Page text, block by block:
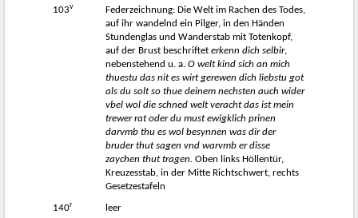
103v
Federzeichnung: Die Welt im Rachen des Todes,
auf ihr wandelnd ein Pilger, in den Händen
Stundenglas und Wanderstab mit Totenkopf,
auf der Brust beschriftet erkenn dich selbir,
nebenstehend u. a. O welt kind sich an mich
thuestu das nit es wirt gerewen dich liebstu got
als du solt so thue deinem nechsten auch wider
vbel wol die schned welt veracht das ist mein
trewer rat oder du must ewigklich prinen
darvmb thu es wol besynnen was dir der
bruder thut sagen vnd warvmb er disse
zaychen thut tragen. Oben links Höllentür,
Kreuzesstab, in der Mitte Richtschwert, rechts
Gesetzestafeln
140r leer